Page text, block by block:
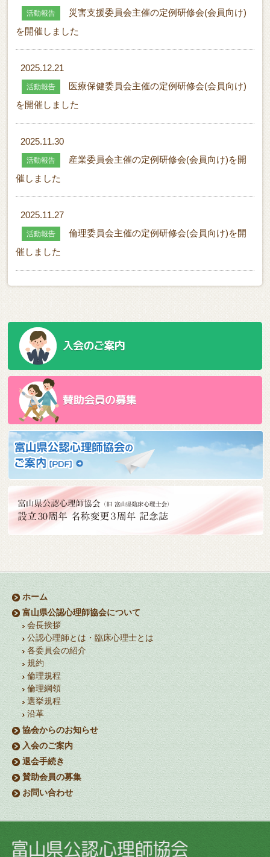
活動報告
災害支援委員会主催の定例研修会(会員向け)
を開催しました
2025.12.21
活動報告
医療保健委員会主催の定例研修会(会員向け)
を開催しました
2025.11.30
活動報告
産業委員会主催の定例研修会(会員向け)を開
催しました
2025.11.27
活動報告
倫理委員会主催の定例研修会(会員向け)を開
催しました
ホーム
富山県公認心理師協会について
会長挨拶
公認心理師とは・臨床心理士とは
各委員会の紹介
規約
倫理規程
倫理綱領
選挙規程
沿革
協会からのお知らせ
入会のご案内
退会手続き
賛助会員の募集
お問い合わせ